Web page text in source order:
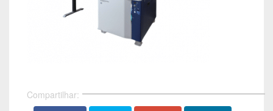
Compartilhar: